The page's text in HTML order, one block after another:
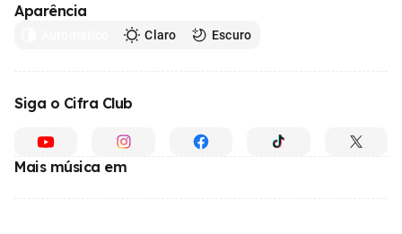
Aparência
Claro Escuro
Siga o Cifra Club
Mais música em